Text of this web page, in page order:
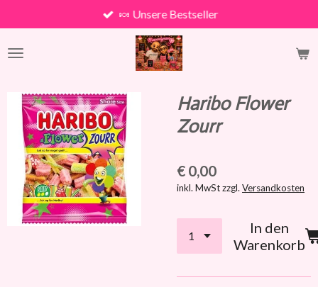
Hauptinhalt
springen
🍬 Unsere Bestseller
Haribo Flower
Zourr
€ 0,00
inkl. MwSt zzgl. Versandkosten
In den
Warenkorb